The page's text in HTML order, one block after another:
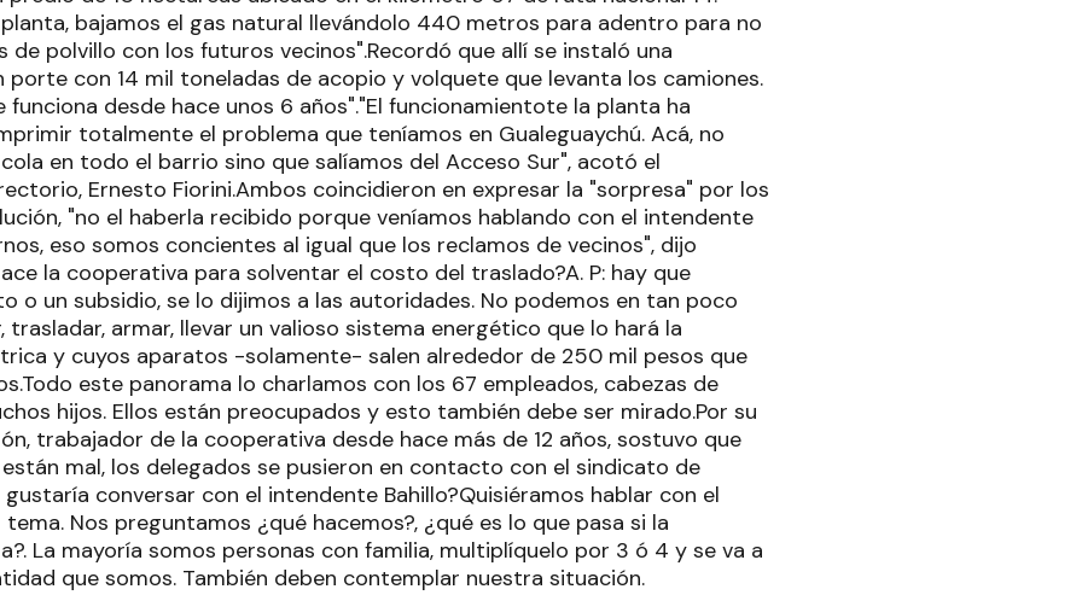
bajamos el gas natural llevándolo 440 metros para adentro para no
de polvillo con los futuros vecinos".Recordó que allí se instaló una
porte con 14 mil toneladas de acopio y volquete que levanta los camiones.
funciona desde hace unos 6 años"."El funcionamientote la planta ha
totalmente el problema que teníamos en Gualeguaychú. Acá, no
en todo el barrio sino que salíamos del Acceso Sur", acotó el
Ernesto Fiorini.Ambos coincidieron en expresar la "sorpresa" por los
"no el haberla recibido porque veníamos hablando con el intendente
eso somos concientes al igual que los reclamos de vecinos", dijo
la cooperativa para solventar el costo del traslado?A. P: hay que
o un subsidio, se lo dijimos a las autoridades. No podemos en tan poco
armar, llevar un valioso sistema energético que lo hará la
y cuyos aparatos -solamente- salen alrededor de 250 mil pesos que
este panorama lo charlamos con los 67 empleados, cabezas de
hijos. Ellos están preocupados y esto también debe ser mirado.Por su
trabajador de la cooperativa desde hace más de 12 años, sostuvo que
mal, los delegados se pusieron en contacto con el sindicato de
conversar con el intendente Bahillo?Quisiéramos hablar con el
Nos preguntamos ¿qué hacemos?, ¿qué es lo que pasa si la
La mayoría somos personas con familia, multiplíquelo por 3 ó 4 y se va a
que somos. También deben contemplar nuestra situación.